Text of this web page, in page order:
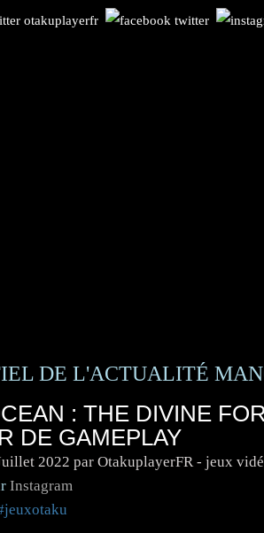
DE L'ACTUALITÉ
: THE DIVINE
DE GAMEPLAY
2022 par OtakuplayerFR - jeux
Instagram